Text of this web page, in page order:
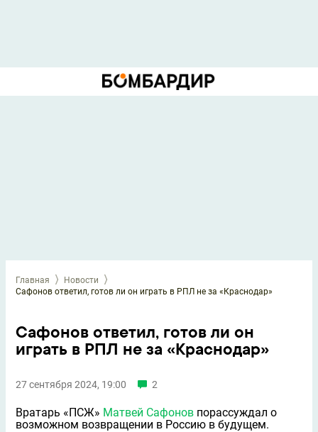
Главная
Новости
Сафонов ответил, готов ли он играть в РПЛ не за «Краснодар»
Сафонов ответил, готов ли он
играть в РПЛ не за «Краснодар»
27 сентября 2024, 19:00 2
Вратарь «ПСЖ» Матвей Сафонов порассуждал о
возможном возвращении в Россию в будущем.